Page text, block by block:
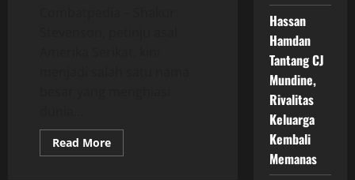
Read MoreRead
more
Hassan
Hamdan
Tantang CJ
Mundine,
Rivalitas
Keluarga
Kembali
Memanas